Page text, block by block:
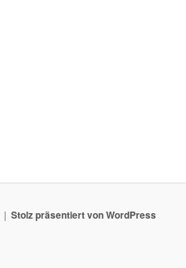
Stolz präsentiert von WordPress